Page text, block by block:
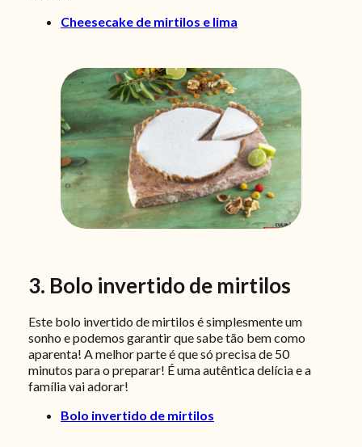
Cheesecake de mirtilos e lima
3. Bolo invertido de mirtilos
Este bolo invertido de mirtilos é simplesmente um
sonho e podemos garantir que sabe tão bem como
aparenta! A melhor parte é que só precisa de 50
minutos para o preparar! É uma autêntica delícia e a
família vai adorar!
Bolo invertido de mirtilos